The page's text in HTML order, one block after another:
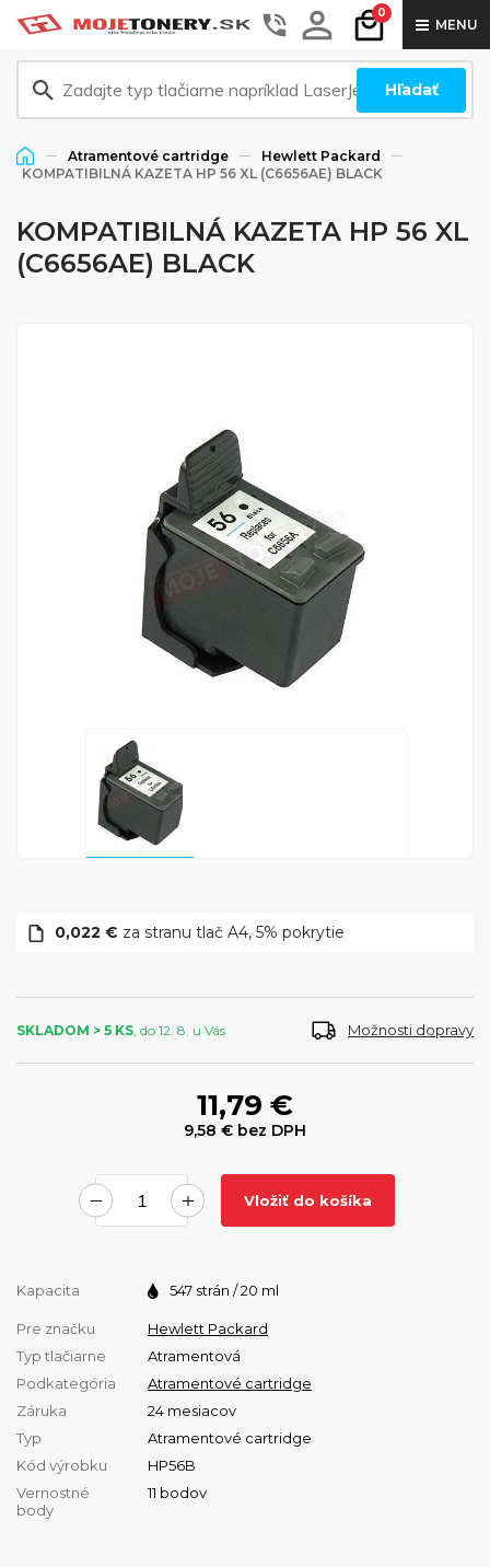
0
MENU
Hľadať
Atramentové cartridge
Hewlett Packard
KOMPATIBILNÁ KAZETA HP 56 XL (C6656AE) BLACK
KOMPATIBILNÁ KAZETA HP 56 XL
(C6656AE) BLACK
0,022 € za stranu tlač A4, 5% pokrytie
SKLADOM > 5 KS , do 12. 8. u Vás Možnosti dopravy
11,79 €
9,58 € bez DPH
Vložiť do košíka
Kapacita 547 strán / 20 ml
Pre značku
Hewlett Packard
Typ tlačiarne
Atramentová
Podkategória
Atramentové cartridge
Záruka
24 mesiacov
Typ
Atramentové cartridge
Kód výrobku
HP56B
Vernostné
body
11 bodov